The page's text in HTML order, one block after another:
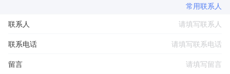
常用联系人
联系人
联系电话
留言